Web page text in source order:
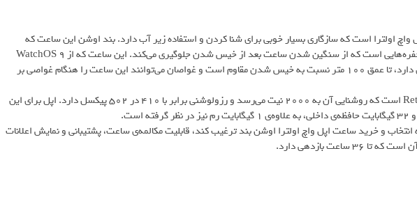
اولترا است که سازگاری بسیار خوبی برای شنا کردن و استفاده زیر آب دارد. بند اوشن این ساعت که
مخصوص استفاده زیر آب ساخته شده، دارای حفره‌هایی است که از سنگین شدن ساعت بعد از خیس شدن جلوگیری می‌کند. این ساعت که از WatchOS 9
استفاده می‌کند، با ios نسخه ۱۶ به بالا سازگاری دارد، تا عمق ۱۰۰ متر نسبت به خیس شدن مقاوم است و غواصان می‌توانند این ساعت را هنگام غواصی بر
نمایشگر این ساعت، از نوع Retina LTPO OLED است که روشنایی آن به ۲۰۰۰ نیت می‌رسد و رزولوشنی برابر با ۴۱۰ در ۵۰۲ پیکسل دارد. اپل برای این
و خرید ساعت اپل واچ اولترا اوشن بند ترغیب کند، قابلیت مکالمه‌ی ساعت، پشتیبانی و نمایش اعلانات